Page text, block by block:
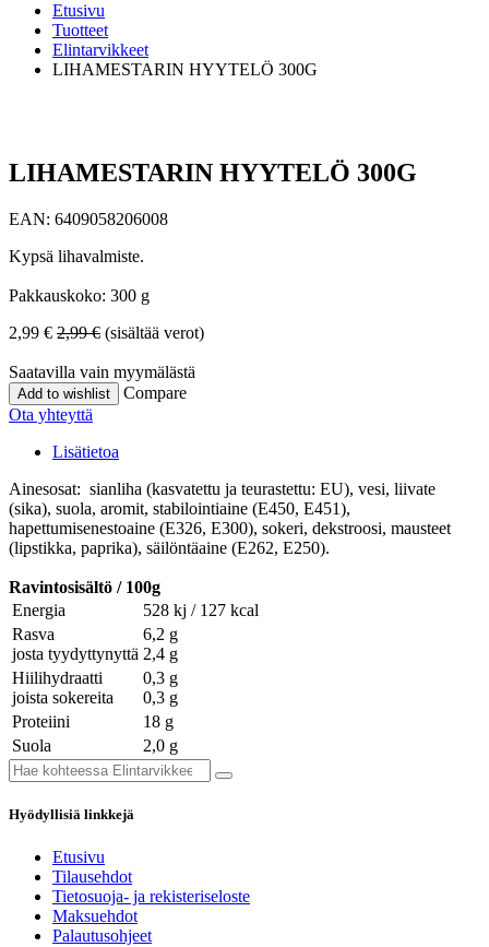
Etusivu
Tuotteet
Elintarvikkeet
LIHAMESTARIN HYYTELÖ 300G
LIHAMESTARIN HYYTELÖ 300G
EAN: 6409058206008
Kypsä lihavalmiste.
Pakkauskoko: 300 g
2,99 € 2,99€ (sisältää verot)
Saatavilla vain myymälästä
Add to wishlist
Compare
Ota yhteyttä
Lisätietoa
Ainesosat: sianliha (kasvatettu ja teurastettu: EU), vesi, liivate
(sika), suola, aromit, stabilointiaine (E450, E451),
hapettumisenestoaine (E326, E300), sokeri, dekstroosi, mausteet
(lipstikka, paprika), säilöntäaine (E262, E250).
Ravintosisältö / 100g
Energia
528 kj / 127 kcal
Rasva
josta tyydyttynyttä
6,2 g
2,4 g
Hiilihydraatti
joista sokereita
0,3 g
0,3 g
Proteiini
18 g
Suola
2,0 g
Hyödyllisiä linkkejä
Etusivu
Tilausehdot
Tietosuoja- ja rekisteriseloste
Maksuehdot
Palautusohjeet